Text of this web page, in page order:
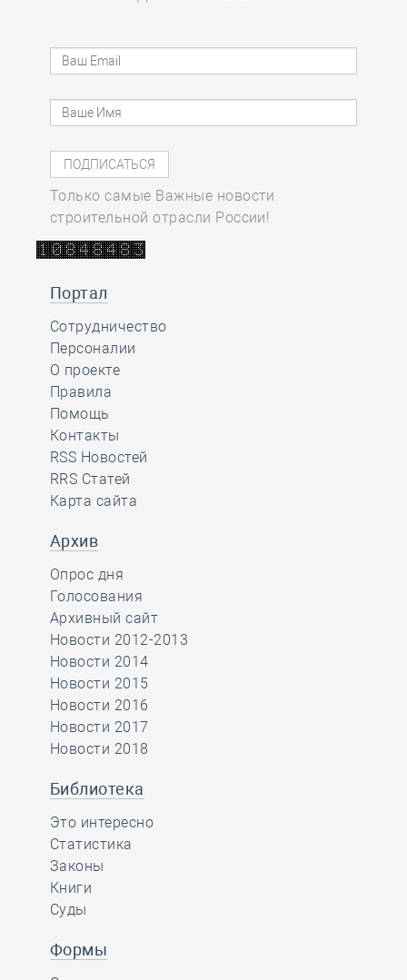
Только самые Важные новости
строительной отрасли России!
Портал
Сотрудничество
Персоналии
О проекте
Правила
Помощь
Контакты
RSS Новостей
RRS Статей
Карта сайта
Архив
Опрос дня
Голосования
Архивный сайт
Новости 2012-2013
Новости 2014
Новости 2015
Новости 2016
Новости 2017
Новости 2018
Библиотека
Это интересно
Статистика
Законы
Книги
Суды
Формы